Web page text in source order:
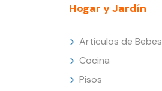
Hogar y Jardín
Artículos de Bebes
Cocina
Pisos